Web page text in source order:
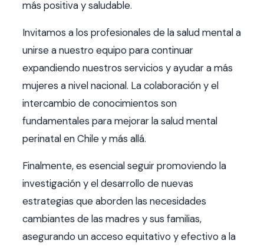
más positiva y saludable.
Invitamos a los profesionales de la salud mental a
unirse a nuestro equipo para continuar
expandiendo nuestros servicios y ayudar a más
mujeres a nivel nacional. La colaboración y el
intercambio de conocimientos son
fundamentales para mejorar la salud mental
perinatal en Chile y más allá.
Finalmente, es esencial seguir promoviendo la
investigación y el desarrollo de nuevas
estrategias que aborden las necesidades
cambiantes de las madres y sus familias,
asegurando un acceso equitativo y efectivo a la